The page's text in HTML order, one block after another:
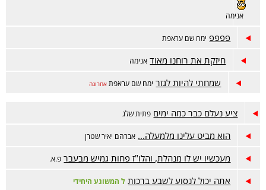
אנימה
פפפפ ימח שם עראפת
חיזקת את רוחנו מאוד אנימה
שמחתי להיות לגזר ימח שם עראפת אחרונה
ציע נעלם כבר כמה ימים פתית שלג
הוא מביט עלינו מלמעלה... אברהם יאיר שטרן
מעכשיו יש לו מנהלת, והלו"ז פחות גמיש מבעבר פ.א.
אתה יכול לנסוע לשבע ברכות ל המשוגע היחידי